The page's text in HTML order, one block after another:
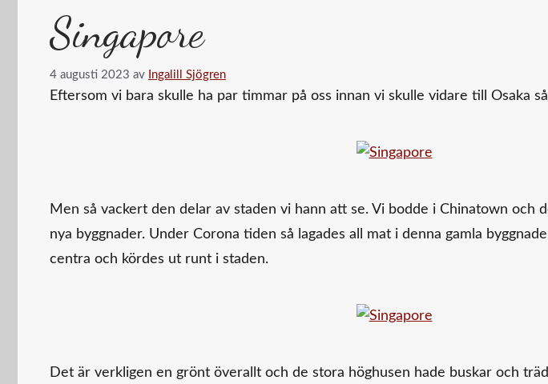
Singapore
4 augusti 2023 av Ingalill Sjögren
Eftersom vi bara skulle ha par timmar på oss innan vi skulle vidare till Osaka
Men så vackert den delar av staden vi hann att se. Vi bodde i Chinatown och
nya byggnader. Under Corona tiden så lagades all mat i denna gamla
centra och kördes ut runt i staden.
Det är verkligen en grönt överallt och de stora höghusen hade buskar och